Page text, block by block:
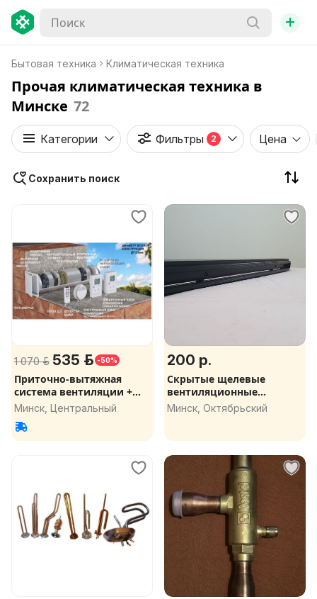
+
Бытовая техника Климатическая техника
Прочая климатическая техника в
Минске 72
Категории Фильтры 2 Цена
Сохранить поиск
1 070 р. 535 р. -50%
Приточно-вытяжная
система вентиляции +
рекуперация
Минск, Центральный
200 р.
Скрытые щелевые
вентиляционные
решетки, диффузоры
Минск, Октябрьский